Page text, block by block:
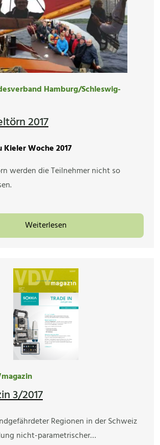
Hamburg/Schleswig-
2017
Kieler Woche 2017
werden die Teilnehmer nicht so
Weiterlesen
3/2017
Regionen in der Schweiz
nicht-parametrischer…